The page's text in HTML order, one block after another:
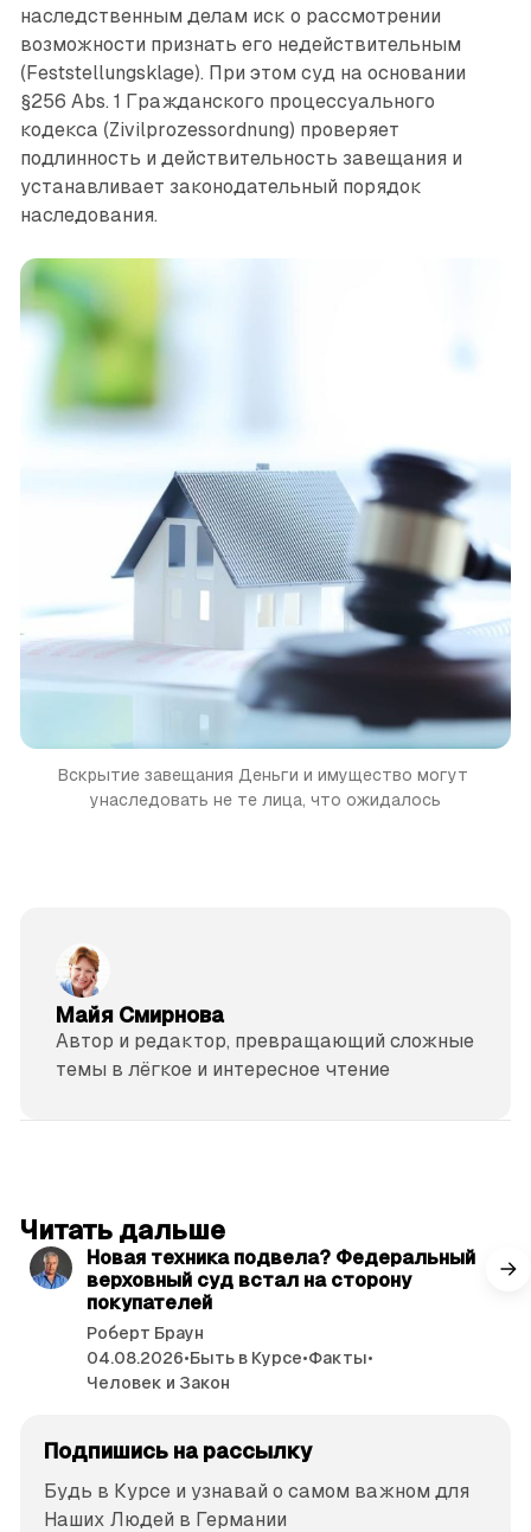
наследственным делам иск о рассмотрении
возможности признать его недействительным
(Feststellungsklage). При этом суд на основании
§256 Abs. 1 Гражданского процессуального
кодекса (Zivilprozessordnung) проверяет
подлинность и действительность завещания и
устанавливает законодательный порядок
наследования.
Вскрытие завещания Деньги и имущество могут
унаследовать не те лица, что ожидалось
Майя Смирнова
Автор и редактор, превращающий сложные
темы в лёгкое и интересное чтение
Читать дальше
Новая техника подвела? Федеральный
верховный суд встал на сторону
покупателей
Роберт Браун
04.08.2026•Быть в Курсе•Факты•
Человек и Закон
Подпишись на рассылку
Будь в Курсе и узнавай о самом важном для
Наших Людей в Германии